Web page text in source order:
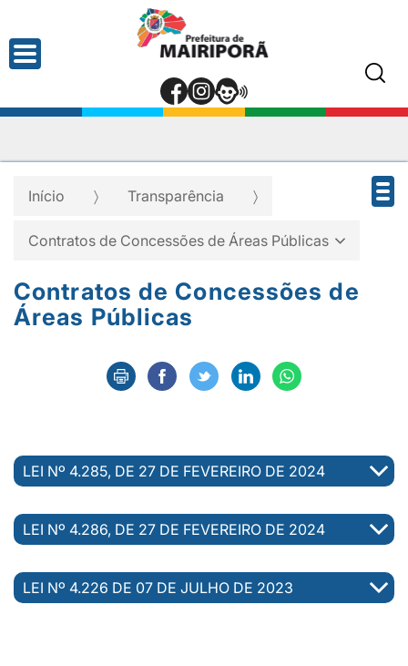
Início Transparência
Contratos de Concessões de Áreas Públicas
Contratos de Concessões de
Áreas Públicas
LEI Nº 4.285, DE 27 DE FEVEREIRO DE 2024
LEI Nº 4.286, DE 27 DE FEVEREIRO DE 2024
LEI Nº 4.226 DE 07 DE JULHO DE 2023